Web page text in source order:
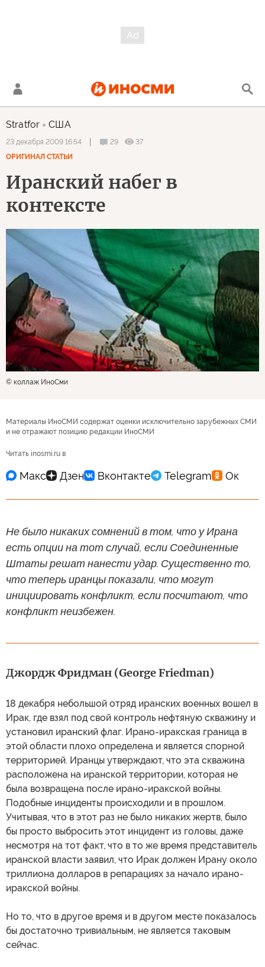
Stratfor США
23 декабря 2009 16:54 29
37
ОРИГИНАЛ СТАТЬИ
Иранский набег в
контексте
© коллаж ИноСми
Материалы ИноСМИ содержат оценки исключительно зарубежных СМИ
и не отражают позицию редакции ИноСМИ
Читать inosmi.ru в
Не было никаких сомнений в том, что у Ирана
есть опции на тот случай, если Соединенные
Штаты решат нанести удар. Существенно то,
что теперь иранцы показали, что могут
инициировать конфликт, если посчитают, что
конфликт неизбежен.
Джордж Фридман (George Friedman)
18 декабря небольшой отряд иранских военных вошел в
Ирак, где взял под свой контроль нефтяную скважину и
установил иранский флаг. Ирано-иракская граница в
этой области плохо определена и является спорной
территорией. Иранцы утверждают, что эта скважина
расположена на иранской территории, которая не
была возвращена после ирано-иракской войны.
Подобные инциденты происходили и в прошлом.
Учитывая, что в этот раз не было никаких жертв, было
бы просто выбросить этот инцидент из головы, даже
несмотря на тот факт, что в то же время представитель
иранской власти заявил, что Ирак должен Ирану около
триллиона долларов в репарациях за начало ирано-
иракской войны.
Но то, что в другое время и в другом месте показалось
бы достаточно тривиальным, не является таковым
сейчас.